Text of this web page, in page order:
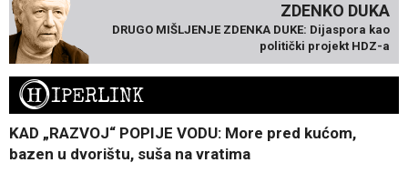
ZDENKO DUKA
DRUGO MIŠLJENJE ZDENKA DUKE: Dijaspora kao
politički projekt HDZ-a
HIPERLINK
KAD „RAZVOJ“ POPIJE VODU: More pred kućom,
bazen u dvorištu, suša na vratima